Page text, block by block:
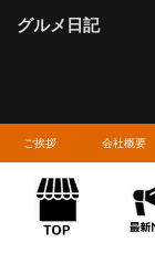
ご挨拶 会社概要
グルメ日記